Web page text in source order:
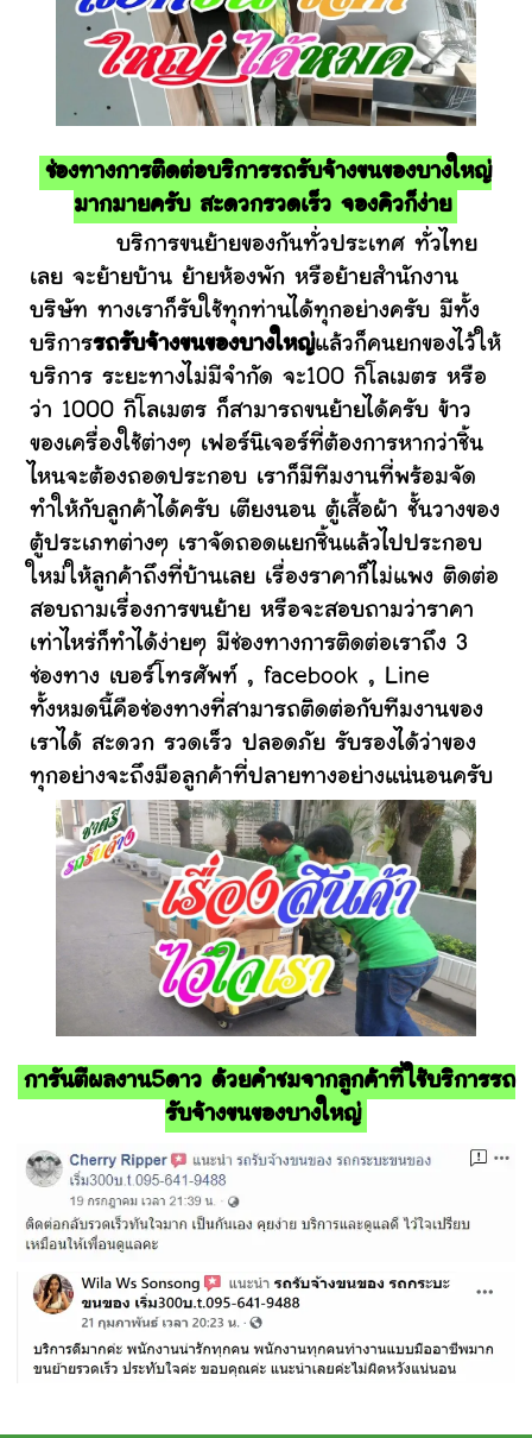
ช่องทางการติดต่อบริการรถรับจ้างขนของบางใหญ่
มากมายครับ สะดวกรวดเร็ว จองคิวก็ง่าย
บริการขนย้ายของกันทั่วประเทศ ทั่วไทย
เลย จะย้ายบ้าน ย้ายห้องพัก หรือย้ายสำนักงาน
บริษัท ทางเราก็รับใช้ทุกท่านได้ทุกอย่างครับ มีทั้ง
บริการรถรับจ้างขนของบางใหญ่แล้วก็คนยกของไว้ให้
บริการ ระยะทางไม่มีจำกัด จะ100 กิโลเมตร หรือ
ว่า 1000 กิโลเมตร ก็สามารถขนย้ายได้ครับ ข้าว
ของเครื่องใช้ต่างๆ เฟอร์นิเจอร์ที่ต้องการหากว่าชิ้น
ไหนจะต้องถอดประกอบ เราก็มีทีมงานที่พร้อมจัด
ทำให้กับลูกค้าได้ครับ เตียงนอน ตู้เสื้อผ้า ชั้นวางของ
ตู้ประเภทต่างๆ เราจัดถอดแยกชิ้นแล้วไปประกอบ
ใหม่ให้ลูกค้าถึงที่บ้านเลย เรื่องราคาก็ไม่แพง ติดต่อ
สอบถามเรื่องการขนย้าย หรือจะสอบถามว่าราคา
เท่าไหร่ก็ทำได้ง่ายๆ มีช่องทางการติดต่อเราถึง 3
ช่องทาง เบอร์โทรศัพท์ , facebook , Line
ทั้งหมดนี้คือช่องทางที่สามารถติดต่อกับทีมงานของ
เราได้ สะดวก รวดเร็ว ปลอดภัย รับรองได้ว่าของ
ทุกอย่างจะถึงมือลูกค้าที่ปลายทางอย่างแน่นอนครับ
การันตีผลงาน5ดาว ด้วยคำชมจากลูกค้าที่ใช้บริการรถ
รับจ้างขนของบางใหญ่